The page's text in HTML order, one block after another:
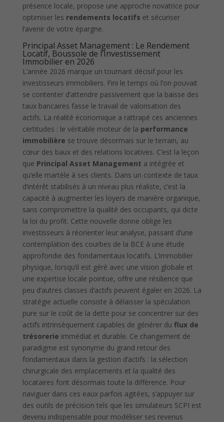
présence locale, propose une approche novatrice pour
optimiser les rendements locatifs et sécuriser
l’avenir de votre épargne.
Principal Asset Management : Le Rendement
Locatif, Boussole de l’Investissement
Immobilier en 2026
L’année 2026 marque un tournant décisif pour les
investisseurs immobiliers. Fini le temps où l’on pouvait
se contenter d’attendre passivement que la baisse des
taux bancaires fasse le travail de valorisation des
actifs. La réalité économique a rattrapé ces anciennes
certitudes : le véritable moteur de la performance
immobilière se trouve désormais sur le terrain, au
cœur des baux et des relations locatives. C’est la leçon
que Principal Asset Management a intégrée et
qu’elle martèle à ses clients. Dans un contexte de taux
d’intérêt stabilisés à un niveau plus réaliste, c’est la
capacité à augmenter les loyers de manière organique,
sans compromettre la qualité des occupants, qui dicte
la loi du profit. Cette nouvelle donne oblige les
investisseurs à réorienter leur analyse, passant d’une
contemplation des courbes de la BCE à une étude
approfondie des fondamentaux locatifs. L’immobilier
physique, lorsqu’il est géré avec une vision globale et
une expertise locale pointue, offre une résilience que
peu d’autres classes d’actifs peuvent égaler en 2026. La
stratégie actuelle consiste à délaisser la spéculation
pure sur le coût de la dette pour se concentrer sur des
actifs intrinsèquement capables de générer du flux de
trésorerie immédiat et durable. Ce changement de
paradigme est synonyme du grand retour des
fondamentaux dans la gestion d’actifs : la sélection
chirurgicale des emplacements et la qualité des
locataires font désormais toute la différence. Pour
naviguer dans ces eaux parfois agitées, s’appuyer sur
des outils de précision tels que les simulateurs SCPI est
devenu indispensable pour modéliser ses revenus